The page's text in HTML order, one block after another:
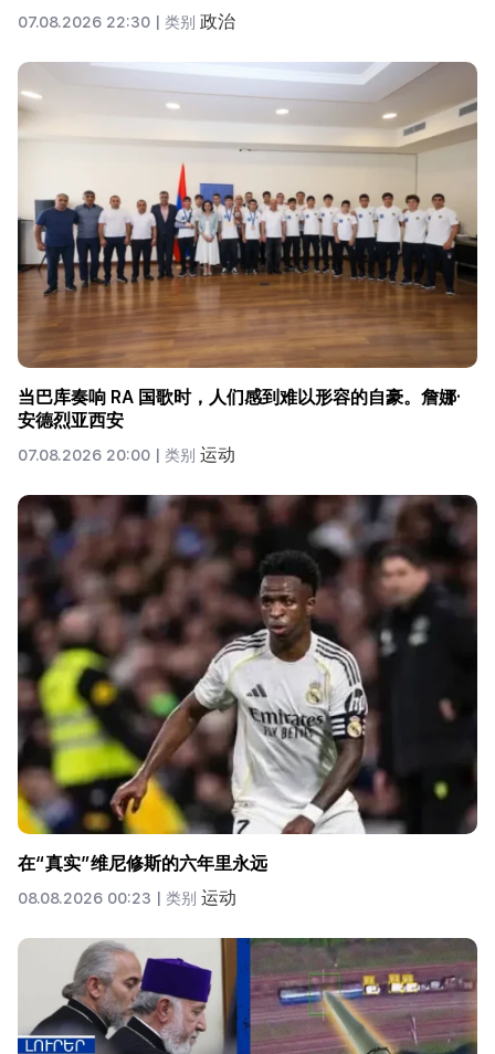
07.08.2026 22:30 | 类别 政治
当巴库奏响 RA 国歌时，人们感到难以形容的自豪。詹娜·
安德烈亚西安
07.08.2026 20:00 | 类别 运动
在“真实”维尼修斯的六年里永远
08.08.2026 00:23 | 类别 运动